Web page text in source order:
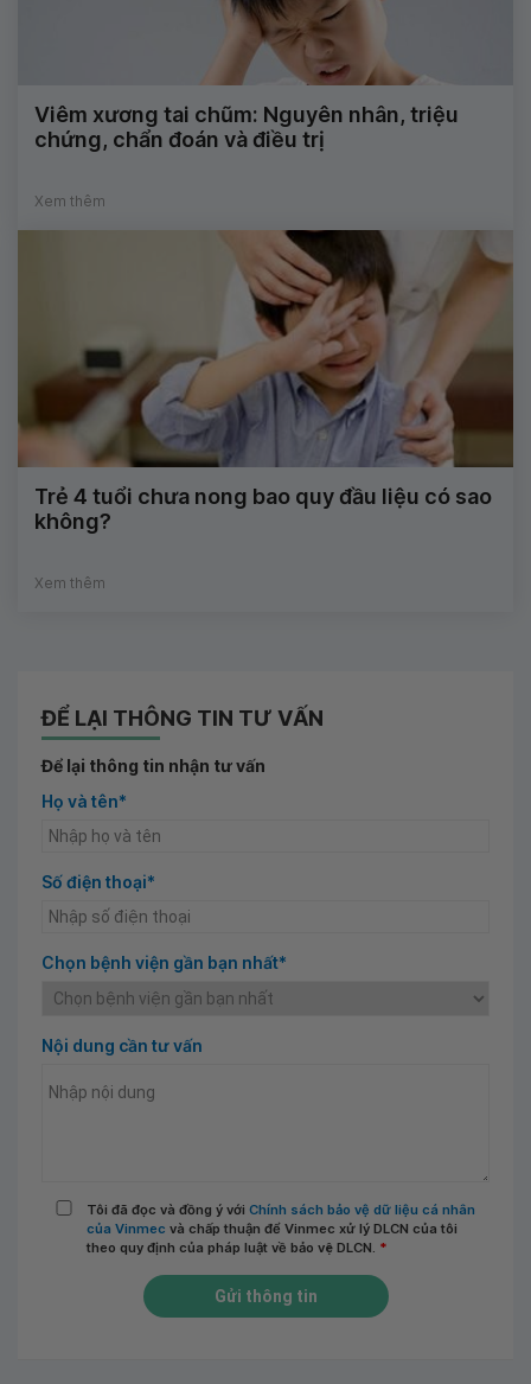
Viêm xương tai chũm: Nguyên nhân, triệu
chứng, chẩn đoán và điều trị
Xem thêm
Trẻ 4 tuổi chưa nong bao quy đầu liệu có sao
không?
Xem thêm
ĐỂ LẠI THÔNG TIN TƯ VẤN
Để lại thông tin nhận tư vấn
Họ và tên*
Số điện thoại*
Chọn bệnh viện gần bạn nhất*
Nội dung cần tư vấn
Tôi đã đọc và đồng ý với Chính sách bảo vệ dữ liệu cá nhân
của Vinmec và chấp thuận để Vinmec xử lý DLCN của tôi
theo quy định của pháp luật về bảo vệ DLCN. *
Gửi thông tin